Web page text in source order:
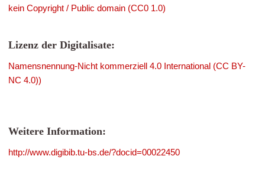
kein Copyright / Public domain (CC0 1.0)
Lizenz der Digitalisate:
Namensnennung-Nicht kommerziell 4.0 International (CC BY-
NC 4.0))
Weitere Information:
http://www.digibib.tu-bs.de/?docid=00022450